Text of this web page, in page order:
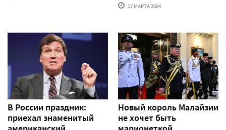
17 МАРТА'2024
В России праздник:
приехал знаменитый
Новый король Малайзии
не хочет быть